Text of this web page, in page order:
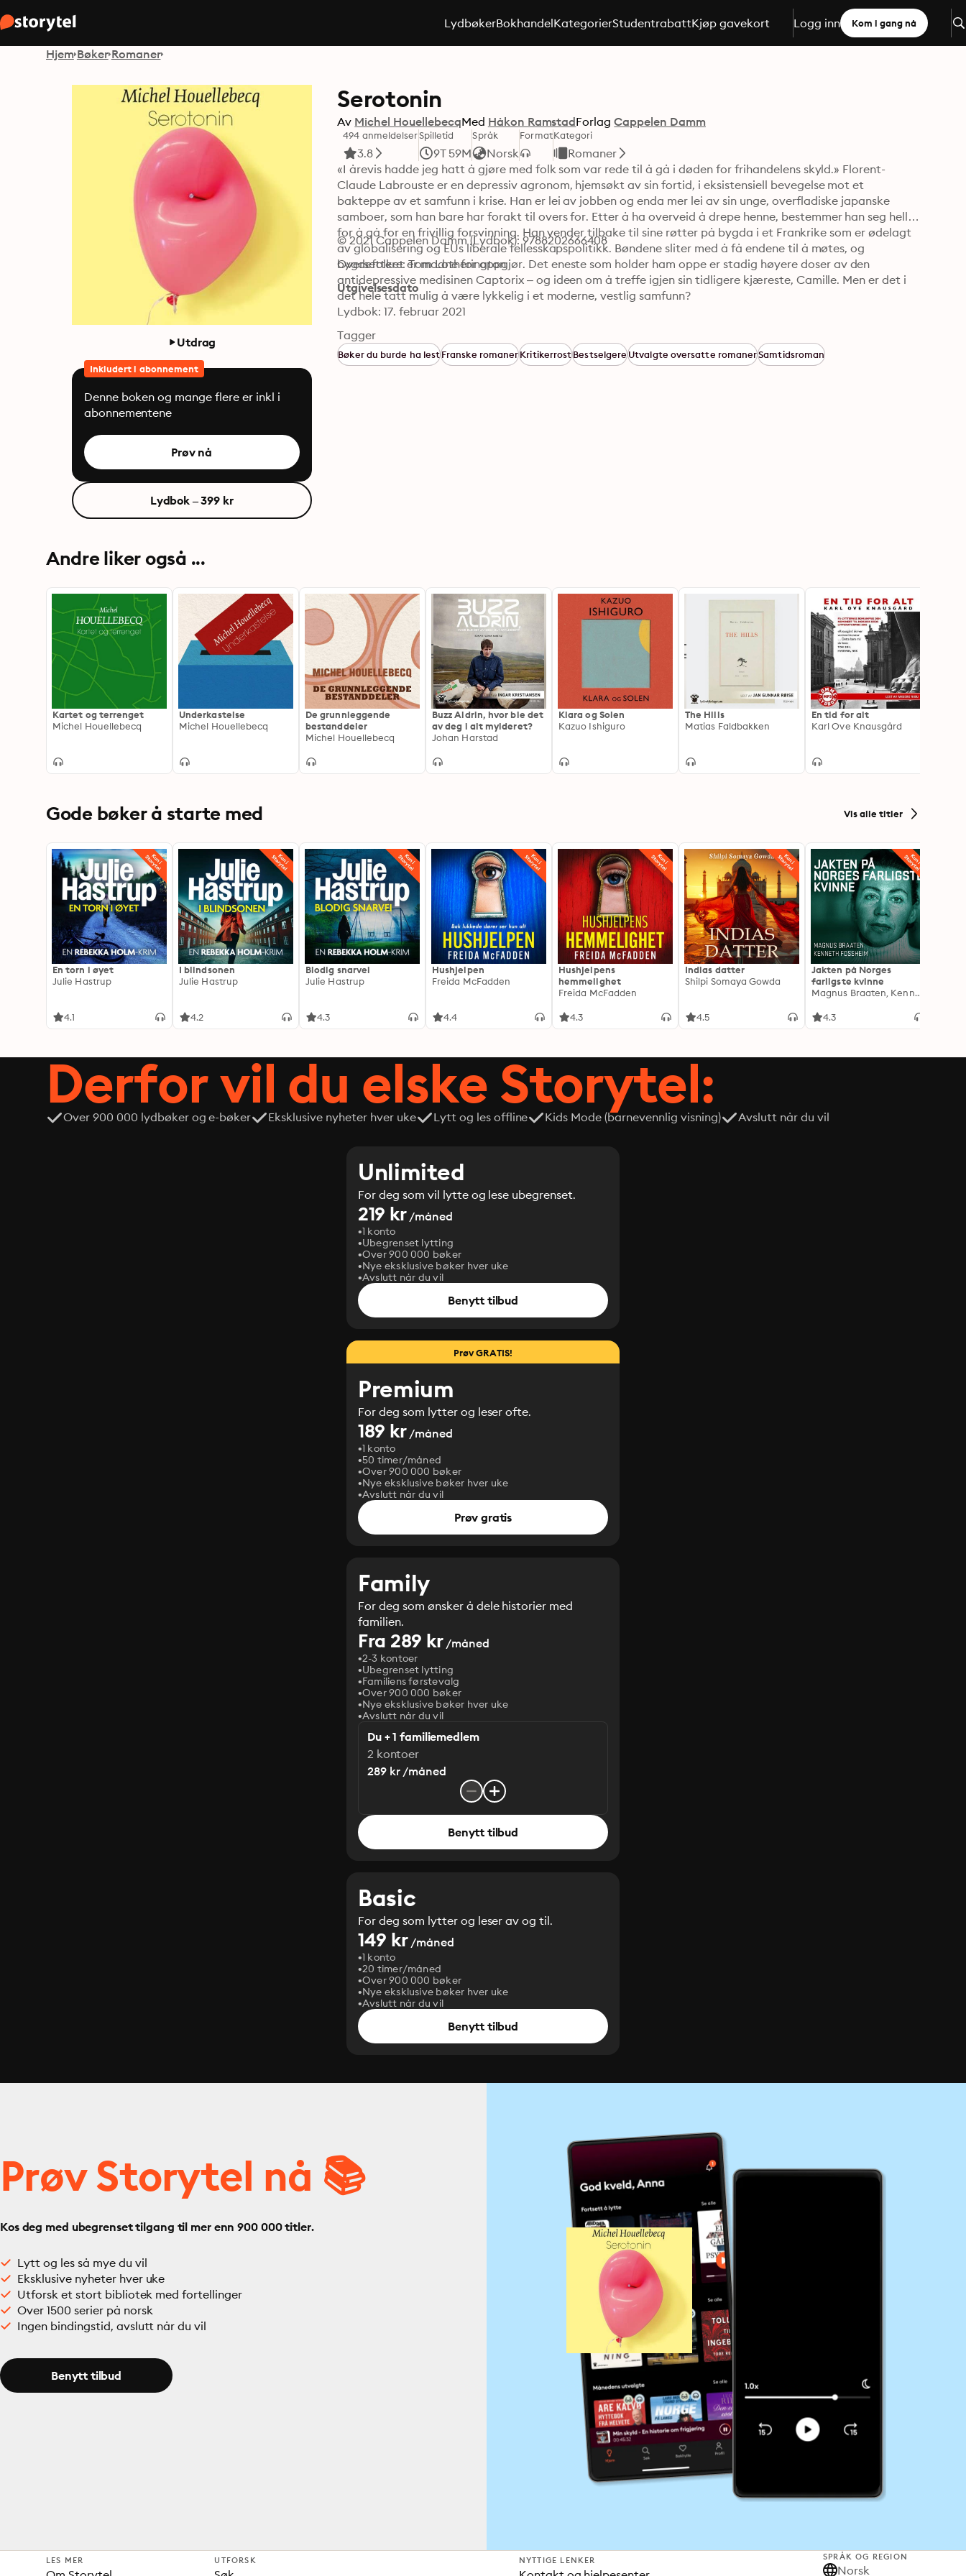
LydbøkerBokhandelKategorierStudentrabattKjøp gavekort Logg inn Kom i gang nå
Hjem Bøker Romaner
Utdrag
Inkludert i abonnement
Denne boken og mange flere er inkl i
abonnementene
Prøv nå
Lydbok – 399 kr
Serotonin
Av Michel HouellebecqMed Håkon RamstadForlag Cappelen Damm
494 anmeldelser
3.8
Spilletid
9T 59M
Språk
Norsk
FormatKategori
Romaner
«I årevis hadde jeg hatt å gjøre med folk som var rede til å gå i døden for frihandelens skyld.» Florent-
Claude Labrouste er en depressiv agronom, hjemsøkt av sin fortid, i eksistensiell bevegelse mot et
bakteppe av et samfunn i krise. Han er lei av jobben og enda mer lei av sin unge, overfladiske japanske
samboer, som han bare har forakt til overs for. Etter å ha overveid å drepe henne, bestemmer han seg heller
for å gå for en frivillig forsvinning. Han vender tilbake til sine røtter på bygda i et Frankrike som er ødelagt
av globalisering og EUs liberale fellesskapspolitikk. Bøndene sliter med å få endene til å møtes, og
bygdefolket er modne for oppgjør. Det eneste som holder ham oppe er stadig høyere doser av den
antidepressive medisinen Captorix – og ideen om å treffe igjen sin tidligere kjæreste, Camille. Men er det i
det hele tatt mulig å være lykkelig i et moderne, vestlig samfunn?
© 2021 Cappelen Damm (Lydbok): 9788202666408
Oversettere: Tom Lotherington
Utgivelsesdato
Lydbok: 17. februar 2021
Tagger
Bøker du burde ha lestFranske romanerKritikerrostBestselgereUtvalgte oversatte romanerSamtidsroman
Andre liker også ...
Kartet og terrenget
Michel Houellebecq
Underkastelse
Michel Houellebecq
De grunnleggende
bestanddeler
Michel Houellebecq
Buzz Aldrin, hvor ble det
av deg i alt mylderet?
Johan Harstad
Klara og Solen
Kazuo Ishiguro
The Hills
Matias Faldbakken
En tid for alt
Karl Ove Knausgård
Gode bøker å starte med Vis alle titler
En torn i øyet
Julie Hastrup
4.1
I blindsonen
Julie Hastrup
4.2
Blodig snarvei
Julie Hastrup
4.3
Hushjelpen
Freida McFadden
4.4
Hushjelpens
hemmelighet
Freida McFadden
4.3
Indias datter
Shilpi Somaya Gowda
4.5
Jakten på Norges
farligste kvinne
Magnus Braaten, Kenneth Fossheim
4.3
Derfor vil du elske Storytel:
Over 900 000 lydbøker og e-bøker Eksklusive nyheter hver uke Lytt og les offline Kids Mode (barnevennlig visning) Avslutt når du vil
Unlimited
For deg som vil lytte og lese ubegrenset.
219 kr/måned
1 konto
Ubegrenset lytting
Over 900 000 bøker
Nye eksklusive bøker hver uke
Avslutt når du vil
Benytt tilbud
Prøv GRATIS!
Premium
For deg som lytter og leser ofte.
189 kr/måned
1 konto
50 timer/måned
Over 900 000 bøker
Nye eksklusive bøker hver uke
Avslutt når du vil
Prøv gratis
Family
For deg som ønsker å dele historier med
familien.
Fra 289 kr/måned
2-3 kontoer
Ubegrenset lytting
Familiens førstevalg
Over 900 000 bøker
Nye eksklusive bøker hver uke
Avslutt når du vil
Du + 1 familiemedlem
2 kontoer
289 kr /måned
Benytt tilbud
Basic
For deg som lytter og leser av og til.
149 kr/måned
1 konto
20 timer/måned
Over 900 000 bøker
Nye eksklusive bøker hver uke
Avslutt når du vil
Benytt tilbud
Prøv Storytel nå 📚
Kos deg med ubegrenset tilgang til mer enn 900 000 titler.
Lytt og les så mye du vil
Eksklusive nyheter hver uke
Utforsk et stort bibliotek med fortellinger
Over 1500 serier på norsk
Ingen bindingstid, avslutt når du vil
Benytt tilbud
LES MER UTFORSK NYTTIGE LENKER SPRÅK OG REGION
Norsk